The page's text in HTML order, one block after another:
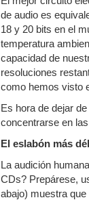
de audio es
18 y 20 bits en el
temperatura
capacidad de
resoluciones
como hemos visto
Es hora de dejar
concentrarse en
El eslabón más
La audición
CDs? Prepárese,
abajo) muestra